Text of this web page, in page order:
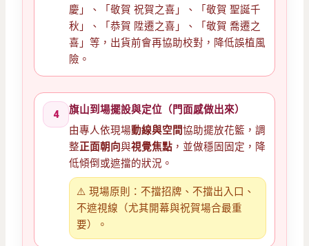
慶」、「敬賀 祝賀之喜」、「敬賀 聖誕千
秋」、「恭賀 陞遷之喜」、「敬賀 喬遷之
喜」等，出貨前會再協助校對，降低誤植風
險。
4
旗山到場擺設與定位（門面感做出來）
由專人依現場動線與空間協助擺放花籃，調
整正面朝向與視覺焦點 ，並做穩固固定，降
低傾倒或遮擋的狀況。
⚠️ 現場原則：不擋招牌、不擋出入口、
不遮視線（尤其開幕與祝賀場合最重
要）。